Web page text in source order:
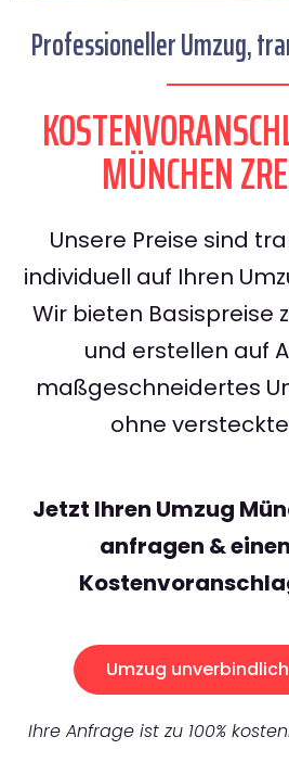
Professioneller Umzug,
MÜNCHEN
Unsere Preise sind
individuell auf Ihren
Wir bieten Basispreise
und erstellen auf
maßgeschneidertes
ohne
Jetzt Ihren Umzug
anfragen &
Umzug
Ihre Anfrage ist zu 100%